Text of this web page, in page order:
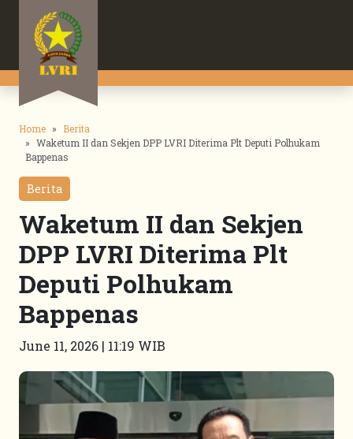
Home
Berita
Waketum II dan Sekjen DPP LVRI Diterima Plt Deputi Polhukam
Bappenas
Berita
Waketum II dan Sekjen
DPP LVRI Diterima Plt
Deputi Polhukam
Bappenas
June 11, 2026 | 11:19 WIB